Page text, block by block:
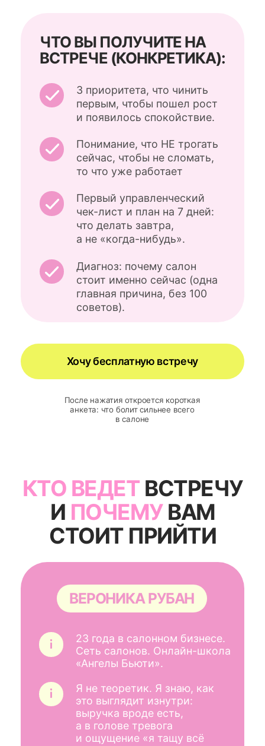
Хочу бесплатную встречу
После нажатия откроется короткая
анкета: что болит сильнее всего
Первый управленческий
чек-лист и план на 7 дней:
что делать завтра,
Понимание, что НЕ трогать
сейчас, чтобы не сломать,
то что уже работает
Диагноз: почему салон
стоит именно сейчас (одна
главная причина, без 100
КТО ВЕДЕТВСТРЕЧУ
ПОЧЕМУВАМ
СТОИТ ПРИЙТИ
На встрече я быстро вижу,
чтобы салон начал приносить
стабильную прибыль.
Я не теоретик. Я знаю, как
это выглядит изнутри:
а в голове тревога
одна».
23 года в салонном бизнесе.
Сеть салонов. Онлайн-школа
«Ангелы Бьюти».